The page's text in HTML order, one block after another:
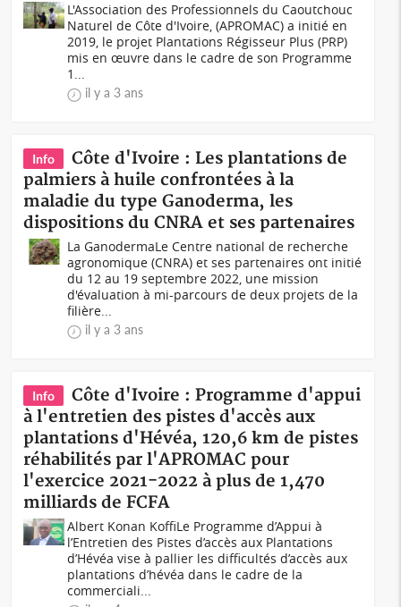
L'Association des Professionnels du Caoutchouc
Naturel de Côte d'Ivoire, (APROMAC) a initié en
2019, le projet Plantations Régisseur Plus (PRP)
mis en œuvre dans le cadre de son Programme
1...
il y a 3 ans
Info
Côte d'Ivoire : Les plantations de
palmiers à huile confrontées à la
maladie du type Ganoderma, les
dispositions du CNRA et ses partenaires
La Ganoderma Le Centre national de recherche
agronomique (CNRA) et ses partenaires ont initié
du 12 au 19 septembre 2022, une mission
d'évaluation à mi-parcours de deux projets de la
filière...
il y a 3 ans
Info
Côte d'Ivoire : Programme d'appui
à l'entretien des pistes d'accès aux
plantations d'Hévéa, 120,6 km de pistes
réhabilités par l'APROMAC pour
l'exercice 2021-2022 à plus de 1,470
milliards de FCFA
Albert Konan KoffiLe Programme d’Appui à
l’Entretien des Pistes d’accès aux Plantations
d’Hévéa vise à pallier les difficultés d’accès aux
plantations d’hévéa dans le cadre de la
commerciali...